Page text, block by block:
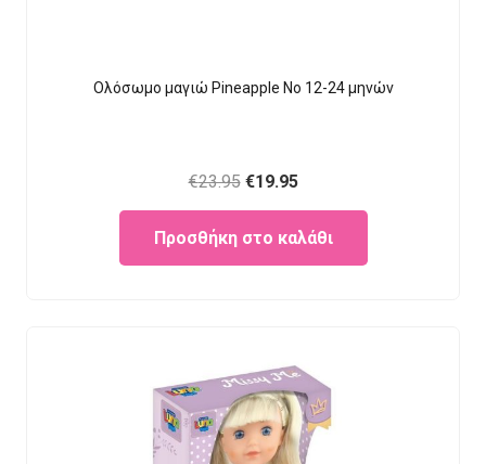
Ολόσωμο μαγιώ Pineapple Νο 12-24 μηνών
€23.95 Original
price
was:
€23.95.
€19.95Current
price
is:
€19.95.
Προσθήκη στο καλάθι